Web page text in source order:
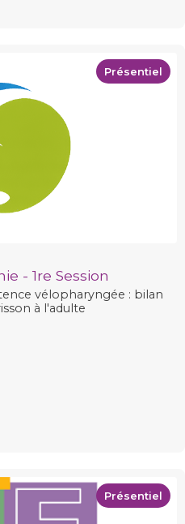
Présentiel
- 1re Session
vélopharyngée : bilan
à l'adulte
Présentiel